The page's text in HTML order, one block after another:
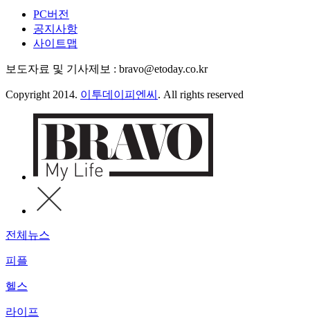
PC버전
공지사항
사이트맵
보도자료 및 기사제보 : bravo@etoday.co.kr
Copyright 2014. 이투데이피엔씨 . All rights reserved
전체뉴스
피플
헬스
라이프